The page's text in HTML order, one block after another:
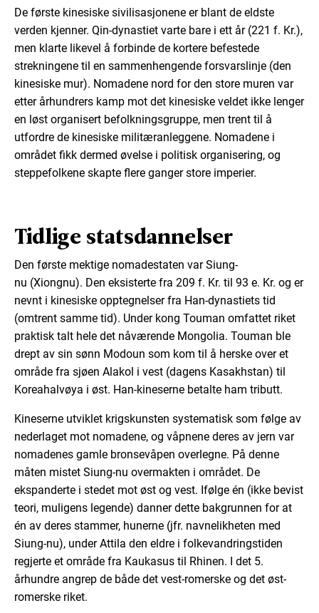
De første kinesiske sivilisasjonene er blant de eldste
verden kjenner. Qin-dynastiet varte bare i ett år (221 f. Kr.),
men klarte likevel å forbinde de kortere befestede
strekningene til en sammenhengende forsvarslinje (den
kinesiske mur). Nomadene nord for den store muren var
etter århundrers kamp mot det kinesiske veldet ikke lenger
en løst organisert befolkningsgruppe, men trent til å
utfordre de kinesiske militæranleggene. Nomadene i
området fikk dermed øvelse i politisk organisering, og
steppefolkene skapte flere ganger store imperier.
Tidlige statsdannelser
Den første mektige nomadestaten var Siung-
nu (Xiongnu). Den eksisterte fra 209 f. Kr. til 93 e. Kr. og er
nevnt i kinesiske opptegnelser fra Han-dynastiets tid
(omtrent samme tid). Under kong Touman omfattet riket
praktisk talt hele det nåværende Mongolia. Touman ble
drept av sin sønn Modoun som kom til å herske over et
område fra sjøen Alakol i vest (dagens Kasakhstan) til
Koreahalvøya i øst. Han-kineserne betalte ham tributt.
Kineserne utviklet krigskunsten systematisk som følge av
nederlaget mot nomadene, og våpnene deres av jern var
nomadenes gamle bronsevåpen overlegne. På denne
måten mistet Siung-nu overmakten i området. De
ekspanderte i stedet mot øst og vest. Ifølge én (ikke bevist
teori, muligens legende) danner dette bakgrunnen for at
én av deres stammer, hunerne (jfr. navnelikheten med
Siung-nu), under Attila den eldre i folkevandringstiden
regjerte et område fra Kaukasus til Rhinen. I det 5.
århundre angrep de både det vest-romerske og det øst-
romerske riket.